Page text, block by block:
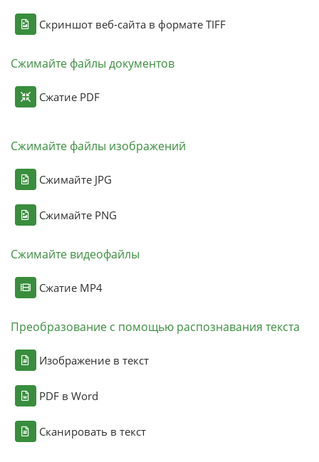
Скриншот веб-сайта в формате TIFF
Сжимайте файлы документов
Сжатие PDF
Сжимайте файлы изображений
Сжимайте JPG
Сжимайте PNG
Сжимайте видеофайлы
Сжатие MP4
Преобразование с помощью распознавания текста
Изображение в текст
PDF в Word
Сканировать в текст